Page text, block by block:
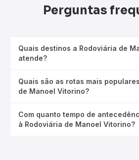
Perguntas
Quais destinos a Rodoviária de
atende?
Quais são as rotas mais
de Manoel Vitorino?
Com quanto tempo de
à Rodoviária de Manoel Vitorino?